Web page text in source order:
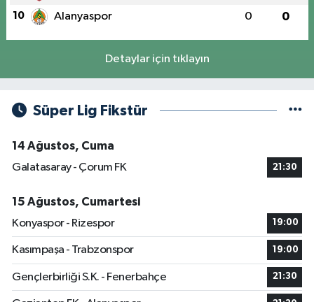
10 Alanyaspor 0 0
Detaylar için tıklayın
Süper Lig Fikstür
14 Ağustos, Cuma
Galatasaray - Çorum FK
21:30
15 Ağustos, Cumartesi
Konyaspor - Rizespor
19:00
Kasımpaşa - Trabzonspor 19:00
Gençlerbirliği S.K. - Fenerbahçe 21:30